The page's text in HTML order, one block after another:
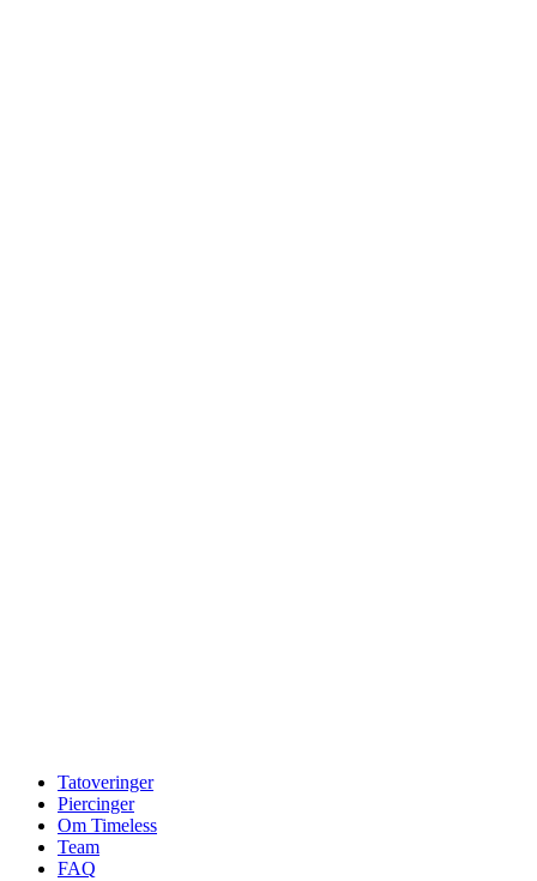
Tatoveringer
Piercinger
Om Timeless
Team
FAQ